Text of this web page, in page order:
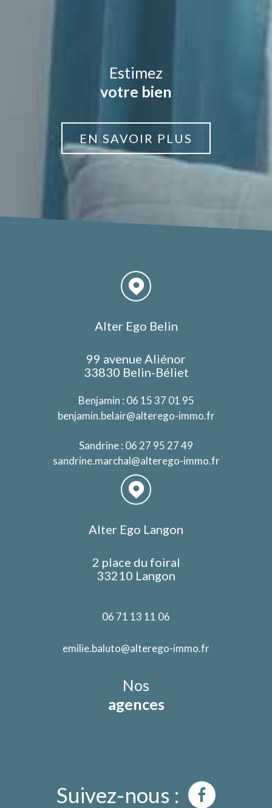
Estimez
votre bien
EN SAVOIR PLUS
Alter Ego Belin
99 avenue Aliénor
33830 Belin-Béliet
Benjamin : 06 15 37 01 95
benjamin.belair@alterego-immo.fr
Sandrine : 06 27 95 27 49
sandrine.marchal@alterego-immo.fr
Alter Ego Langon
2 place du foiral
33210 Langon
06 71 13 11 06
emilie.baluto@alterego-immo.fr
Nos
agences
Suivez-nous :